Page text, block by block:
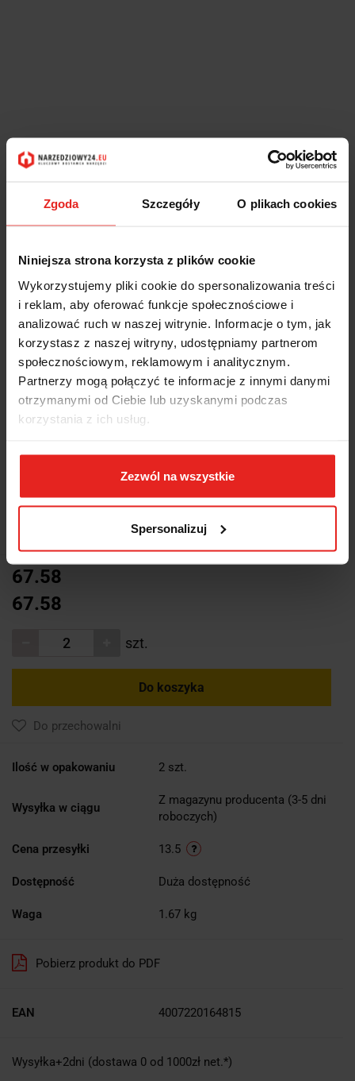
Zgoda Szczegóły O plikach cookies
Niniejsza strona korzysta z plików cookie
Wykorzystujemy pliki cookie do spersonalizowania treści
i reklam, aby oferować funkcje społecznościowe i
analizować ruch w naszej witrynie. Informacje o tym, jak
korzystasz z naszej witryny, udostępniamy partnerom
społecznościowym, reklamowym i analitycznym.
Partnerzy mogą połączyć te informacje z innymi danymi
otrzymanymi od Ciebie lub uzyskanymi podczas
korzystania z ich usług.
Zezwól na wszystkie
Spersonalizuj
67.58
67.58
szt.
Do koszyka
Do przechowalni
Ilość w opakowaniu 2 szt.
Wysyłka w ciągu
Z magazynu producenta (3-5 dni
roboczych)
Cena przesyłki 13.5
Dostępność Duża dostępność
Waga 1.67 kg
Pobierz produkt do PDF
EAN 4007220164815
Wysyłka+2dni (dostawa 0 od 1000zł net.*)